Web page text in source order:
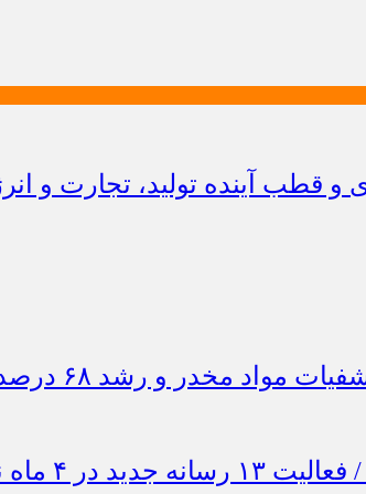
قطب آینده تولید، تجارت و